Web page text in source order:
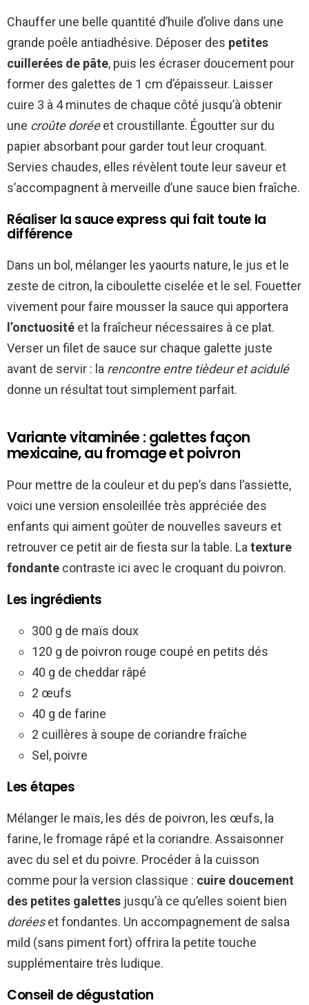
Chauffer une belle quantité d’huile d’olive dans une
grande poêle antiadhésive. Déposer des petites
cuillerées de pâte, puis les écraser doucement pour
former des galettes de 1 cm d’épaisseur. Laisser
cuire 3 à 4 minutes de chaque côté jusqu’à obtenir
une croûte doréeet croustillante. Égoutter sur du
papier absorbant pour garder tout leur croquant.
Servies chaudes, elles révèlent toute leur saveur et
s’accompagnent à merveille d’une sauce bien fraîche.
Réaliser la sauce express qui fait toute la
différence
Dans un bol, mélanger les yaourts nature, le jus et le
zeste de citron, la ciboulette ciselée et le sel. Fouetter
vivement pour faire mousser la sauce qui apportera
l’onctuosité et la fraîcheur nécessaires à ce plat.
Verser un filet de sauce sur chaque galette juste
avant de servir : la rencontre entre tièdeur et acidulé
donne un résultat tout simplement parfait.
Variante vitaminée : galettes façon
mexicaine, au fromage et poivron
Pour mettre de la couleur et du pep’s dans l’assiette,
voici une version ensoleillée très appréciée des
enfants qui aiment goûter de nouvelles saveurs et
retrouver ce petit air de fiesta sur la table. La texture
fondante contraste ici avec le croquant du poivron.
Les ingrédients
300 g de maïs doux
120 g de poivron rouge coupé en petits dés
40 g de cheddar râpé
2 œufs
40 g de farine
2 cuillères à soupe de coriandre fraîche
Sel, poivre
Les étapes
Mélanger le maïs, les dés de poivron, les œufs, la
farine, le fromage râpé et la coriandre. Assaisonner
avec du sel et du poivre. Procéder à la cuisson
comme pour la version classique : cuire doucement
des petites galettes jusqu’à ce qu’elles soient bien
doréeset fondantes. Un accompagnement de salsa
mild (sans piment fort) offrira la petite touche
supplémentaire très ludique.
Conseil de dégustation